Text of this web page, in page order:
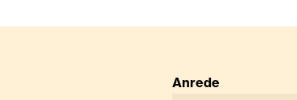
Anrede